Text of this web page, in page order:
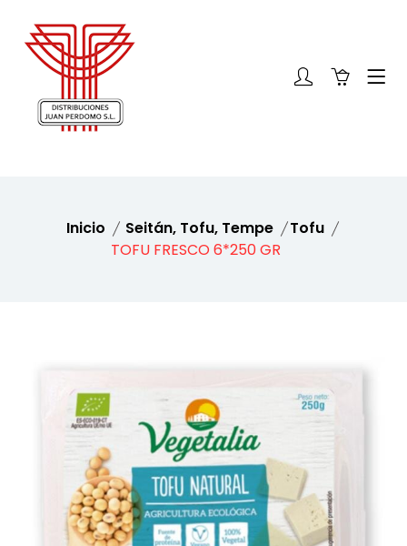
Inicio Seitán, Tofu, Tempe
Tofu
TOFU FRESCO 6*250 GR